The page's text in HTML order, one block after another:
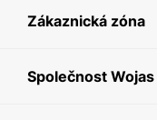
Zákaznická zóna
Společnost Wojas